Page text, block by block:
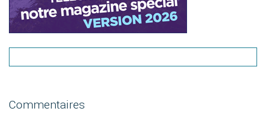
Commentaires